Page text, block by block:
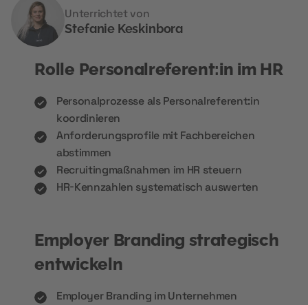
Unterrichtet von
Stefanie Keskinbora
Rolle Personalreferent:in im HR
Personalprozesse als Personalreferent:in
koordinieren
Anforderungsprofile mit Fachbereichen
abstimmen
Recruitingmaßnahmen im HR steuern
HR-Kennzahlen systematisch auswerten
Employer Branding strategisch
entwickeln
Employer Branding im Unternehmen